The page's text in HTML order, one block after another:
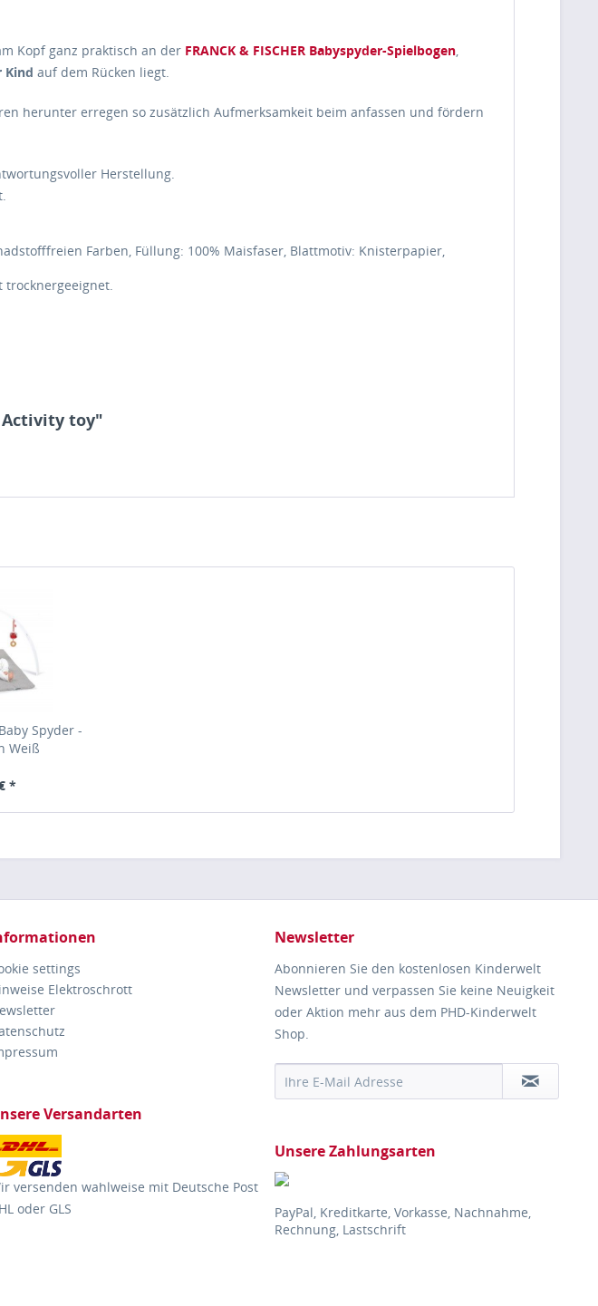
Kopf ganz praktisch an der FRANCK & FISCHER Babyspyder-Spielbogen,
Kind auf dem Rücken liegt.
herunter erregen so zusätzlich Aufmerksamkeit beim anfassen und fördern
Herstellung.
Farben, Füllung: 100% Maisfaser, Blattmotiv: Knisterpapier,
trocknergeeignet.
Activity toy"
Spyder -
Weiß
*
settings
Elektroschrott
Versandarten
versenden wahlweise mit Deutsche Post
oder GLS
Newsletter
Abonnieren Sie den kostenlosen Kinderwelt
Newsletter und verpassen Sie keine Neuigkeit
oder Aktion mehr aus dem PHD-Kinderwelt
Shop.
Unsere Zahlungsarten
PayPal, Kreditkarte, Vorkasse, Nachnahme,
Rechnung, Lastschrift